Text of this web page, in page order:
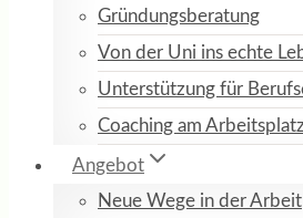
Gründungsberatung
Von der Uni ins echte
Unterstützung für
Coaching am Arbeitsplatz
Angebot
Neue Wege in der Arbeit